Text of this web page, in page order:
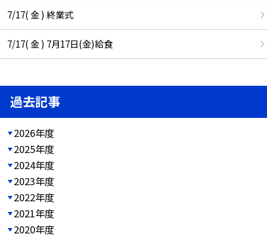
7/17( 金 ) 終業式
7/17( 金 ) 7月17日(金)給食
過去記事
2026年度
2025年度
2024年度
2023年度
2022年度
2021年度
2020年度